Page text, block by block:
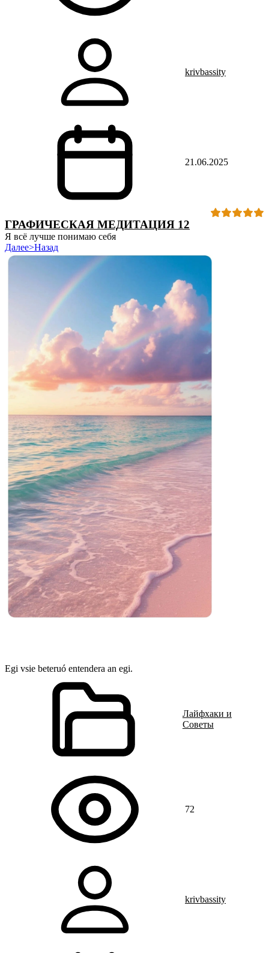
krivbassity
21.06.2025
ГРАФИЧЕСКАЯ МЕДИТАЦИЯ 12
Я всё лучше понимаю себя
Далее>Назад
Egi vsie beteruó entendera an egi.
Лайфхаки и
Советы
72
krivbassity